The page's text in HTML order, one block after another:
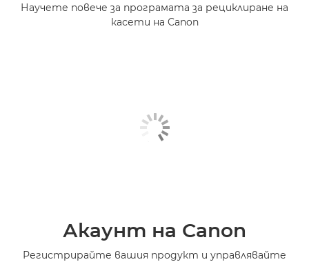
Научете повече за програмата за рециклиране на
касети на Canon
Акаунт на Canon
Регистрирайте вашия продукт и управлявайте